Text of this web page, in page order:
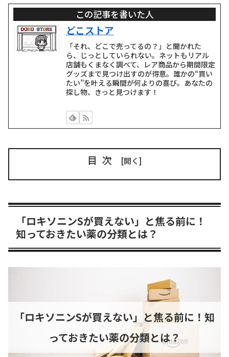
この記事を書いた人
どこストア
「それ、どこで売ってるの？」と聞かれた
ら、じっとしていられない。ネットもリアル
店舗もくまなく調べて、レア商品から期間限定
グッズまで見つけ出すのが得意。誰かの“買い
たい”を叶える瞬間が何よりの喜び。あなたの
探し物、きっと見つけます！
目次
「ロキソニンSが買えない」と焦る前に！
知っておきたい薬の分類とは？
「ロキソニンSが買えない」と焦る前に！知
っておきたい薬の分類とは？